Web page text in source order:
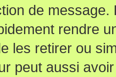
de
rendre
les retirer ou
peut aussi